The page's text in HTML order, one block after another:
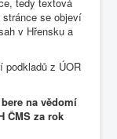
se objeví
v Hřensku a
podkladů z ÚOR
na vědomí
ČMS za rok